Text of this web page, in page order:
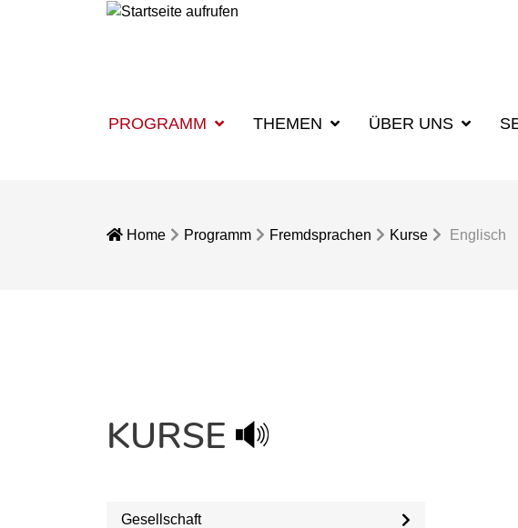
PROGRAMM THEMEN ÜBER UNS
Home Programm Fremdsprachen Kurse Englisch
KURSE
Gesellschaft